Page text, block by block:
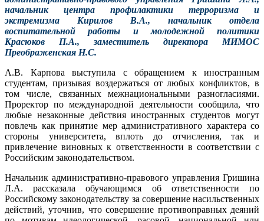
начальник центра профилактики терроризма и
экстремизма Кирилов В.А., начальник отдела
воспитательной работы и молодежной политики
Красюков П.А., заместитель директора МИМОС
Преображенская Н.С.
А.В. Карпова выступила с обращением к иностранным
студентам, призывая воздержаться от любых конфликтов, в
том числе, связанных межнациональными разногласиями.
Проректор по международной деятельности сообщила, что
любые незаконные действия иностранных студентов могут
повлечь как принятие мер административного характера со
стороны университета, вплоть до отчисления, так и
привлечение виновных к ответственности в соответствии с
Российским законодательством.
Начальник административно-правового управления Гришина
Л.А. рассказала обучающимся об ответственности по
Российскому законодательству за совершение насильственных
действий, уточнив, что совершение противоправных деяний